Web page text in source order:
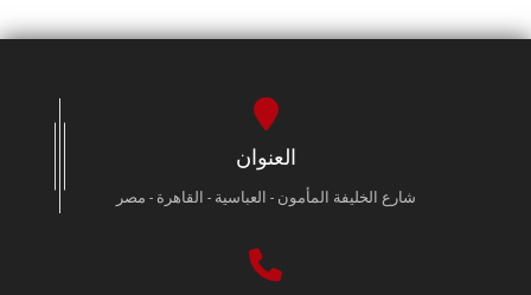
العنوان
شارع الخليفة المأمون - العباسية - القاهرة - مصر